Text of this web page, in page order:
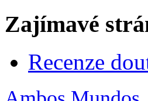
Zajímavé
Recenze